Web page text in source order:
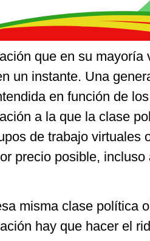
que en su
un instante. Una
en función de los
a la que la clase
de trabajo virtuales
precio posible,
misma clase política
hay que hacer el